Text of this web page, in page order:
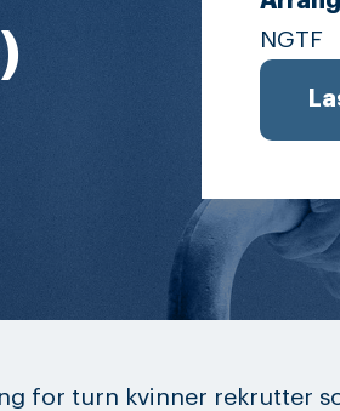
NGTF
for turn kvinner rekrutter